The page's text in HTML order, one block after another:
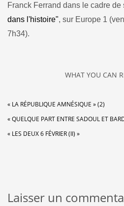
Franck Ferrand dans le cadre de
dans l'histoire", sur Europe 1
7h34).
WHAT YOU CAN
« LA RÉPUBLIQUE AMNÉSIQUE » (2)
« QUELQUE PART ENTRE SADOUL ET
« LES DEUX 6 FÉVRIER (II) »
Laisser un